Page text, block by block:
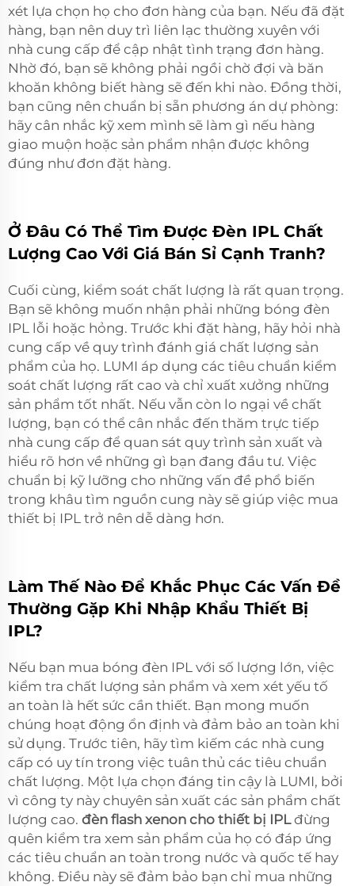
xét lựa chọn họ cho đơn hàng của bạn. Nếu đã đặt
hàng, bạn nên duy trì liên lạc thường xuyên với
nhà cung cấp để cập nhật tình trạng đơn hàng.
Nhờ đó, bạn sẽ không phải ngồi chờ đợi và băn
khoăn không biết hàng sẽ đến khi nào. Đồng thời,
bạn cũng nên chuẩn bị sẵn phương án dự phòng:
hãy cân nhắc kỹ xem mình sẽ làm gì nếu hàng
giao muộn hoặc sản phẩm nhận được không
đúng như đơn đặt hàng.
Ở Đâu Có Thể Tìm Được Đèn IPL Chất
Lượng Cao Với Giá Bán Sỉ Cạnh Tranh?
Cuối cùng, kiểm soát chất lượng là rất quan trọng.
Bạn sẽ không muốn nhận phải những bóng đèn
IPL lỗi hoặc hỏng. Trước khi đặt hàng, hãy hỏi nhà
cung cấp về quy trình đánh giá chất lượng sản
phẩm của họ. LUMI áp dụng các tiêu chuẩn kiểm
soát chất lượng rất cao và chỉ xuất xưởng những
sản phẩm tốt nhất. Nếu vẫn còn lo ngại về chất
lượng, bạn có thể cân nhắc đến thăm trực tiếp
nhà cung cấp để quan sát quy trình sản xuất và
hiểu rõ hơn về những gì bạn đang đầu tư. Việc
chuẩn bị kỹ lưỡng cho những vấn đề phổ biến
trong khâu tìm nguồn cung này sẽ giúp việc mua
thiết bị IPL trở nên dễ dàng hơn.
Làm Thế Nào Để Khắc Phục Các Vấn Đề
Thường Gặp Khi Nhập Khẩu Thiết Bị
IPL?
Nếu bạn mua bóng đèn IPL với số lượng lớn, việc
kiểm tra chất lượng sản phẩm và xem xét yếu tố
an toàn là hết sức cần thiết. Bạn mong muốn
chúng hoạt động ổn định và đảm bảo an toàn khi
sử dụng. Trước tiên, hãy tìm kiếm các nhà cung
cấp có uy tín trong việc tuân thủ các tiêu chuẩn
chất lượng. Một lựa chọn đáng tin cậy là LUMI, bởi
vì công ty này chuyên sản xuất các sản phẩm chất
lượng cao. đèn flash xenon cho thiết bị IPLđừng
quên kiểm tra xem sản phẩm của họ có đáp ứng
các tiêu chuẩn an toàn trong nước và quốc tế hay
không. Điều này sẽ đảm bảo bạn chỉ mua những